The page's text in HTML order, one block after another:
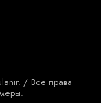
/ Все права